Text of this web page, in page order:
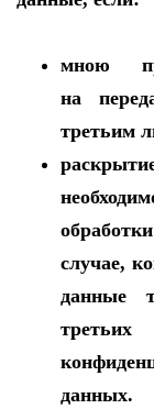
мною
на
третьим
случае,
данные
данных.